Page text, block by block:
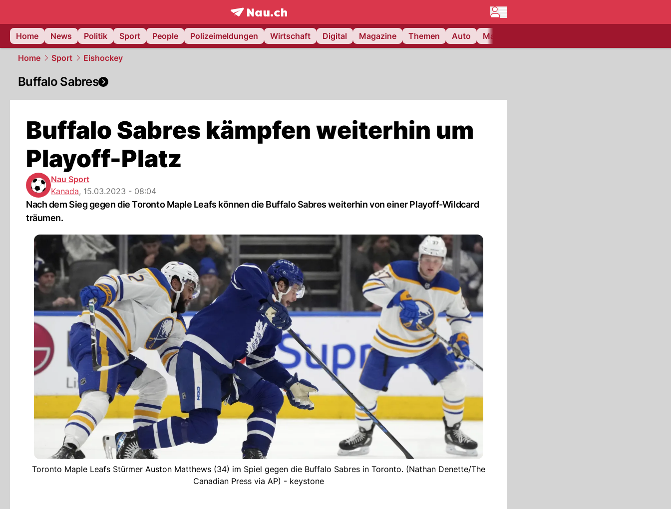
frontpage.NAU.ch
Home
News Politik Sport People Polizeimeldungen Wirtschaft Digital Magazine Themen Auto Matchcenter
Home Sport Eishockey
Buffalo Sabres
Buffalo Sabres kämpfen weiterhin um
Playoff-Platz
Nau Sport
Kanada, 15.03.2023 - 08:04
Nach dem Sieg gegen die Toronto Maple Leafs können die Buffalo Sabres weiterhin von einer Playoff-Wildcard
träumen.
Toronto Maple Leafs Stürmer Auston Matthews (34) im Spiel gegen die Buffalo Sabres in Toronto. (Nathan Denette/The
Canadian Press via AP) - keystone